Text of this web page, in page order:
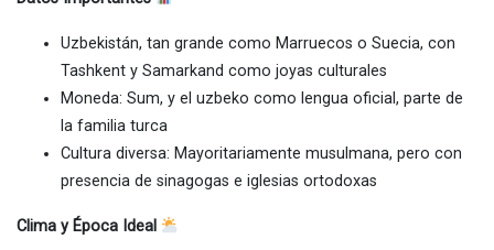
Uzbekistán, tan grande como Marruecos o Suecia, con
Tashkent y Samarkand como joyas culturales
Moneda: Sum, y el uzbeko como lengua oficial, parte de
la familia turca
Cultura diversa: Mayoritariamente musulmana, pero con
presencia de sinagogas e iglesias ortodoxas
Clima y Época Ideal